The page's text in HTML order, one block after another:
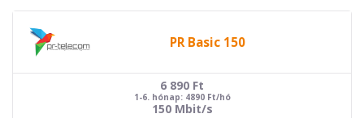
PR Basic 150
6 890 Ft
1-6. hónap: 4890 Ft/hó
150 Mbit/s